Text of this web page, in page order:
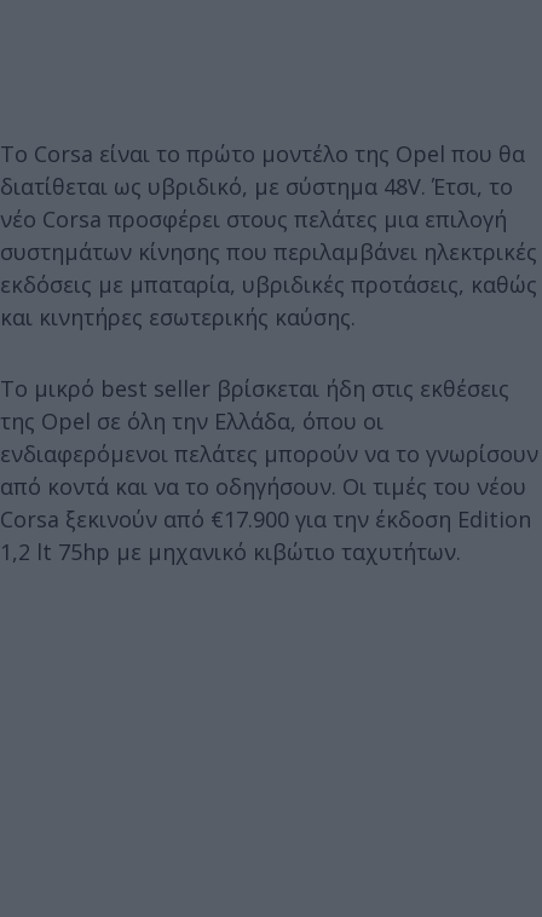
Το Corsa είναι το πρώτο μοντέλο της Opel που θα
διατίθεται ως υβριδικό, με σύστημα 48V. Έτσι, το
νέο Corsa προσφέρει στους πελάτες μια επιλογή
συστημάτων κίνησης που περιλαμβάνει ηλεκτρικές
εκδόσεις με μπαταρία, υβριδικές προτάσεις, καθώς
και κινητήρες εσωτερικής καύσης.
Το μικρό best seller βρίσκεται ήδη στις εκθέσεις
της Opel σε όλη την Ελλάδα, όπου οι
ενδιαφερόμενοι πελάτες μπορούν να το γνωρίσουν
από κοντά και να το οδηγήσουν. Οι τιμές του νέου
Corsa ξεκινούν από €17.900 για την έκδοση Edition
1,2 lt 75hp με μηχανικό κιβώτιο ταχυτήτων.